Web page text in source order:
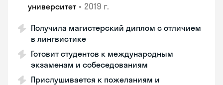
университет • 2019 г.
Получила магистерский диплом с отличием
в лингвистике
Готовит студентов к международным
экзаменам и собеседованиям
Прислушивается к пожеланиям и